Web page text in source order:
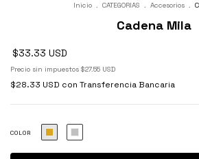
Inicio . CATEGORIAS . Accesorios .
Cadena Mila
$33.33 USD
Precio sin impuestos $27.55 USD
$28.33 USD con Transferencia Bancaria
COLOR